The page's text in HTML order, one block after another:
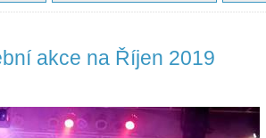
akce na Říjen 2019